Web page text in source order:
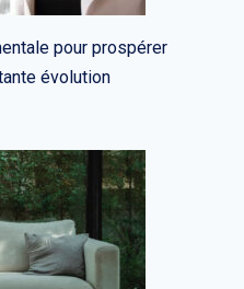
pour prospérer
évolution